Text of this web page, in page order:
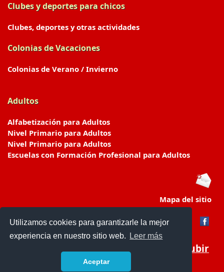
Utilizamos cookies para garantizarle la mejor
experiencia en nuestro sitio web.
Leer más
Aceptar
Clubes y deportes para chicos
Clubes, deportes y otras actividades
Colonias de Vacaciones
Colonias de Verano / Invierno
Adultos
Alfabetización para Adultos
Nivel Primario para Adultos
Nivel Primario para Adultos
Escuelas con Formación Profesional para Adultos
Mapa del sitio
Subir